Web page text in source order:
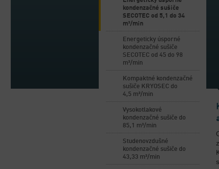
kondenzačné sušiče
SECOTEC od 5,1 do 34
m³/min
Energeticky úsporné
kondenzačné sušiče
SECOTEC od 45 do 98
m³/min
Kompaktné kondenzačné
sušiče KRYOSEC do
4,5 m³/min
Vysokotlakové
kondenzačné sušiče do
85,1 m³/min
Studenovzdušné
kondenzačné sušiče do
43,33 m³/min